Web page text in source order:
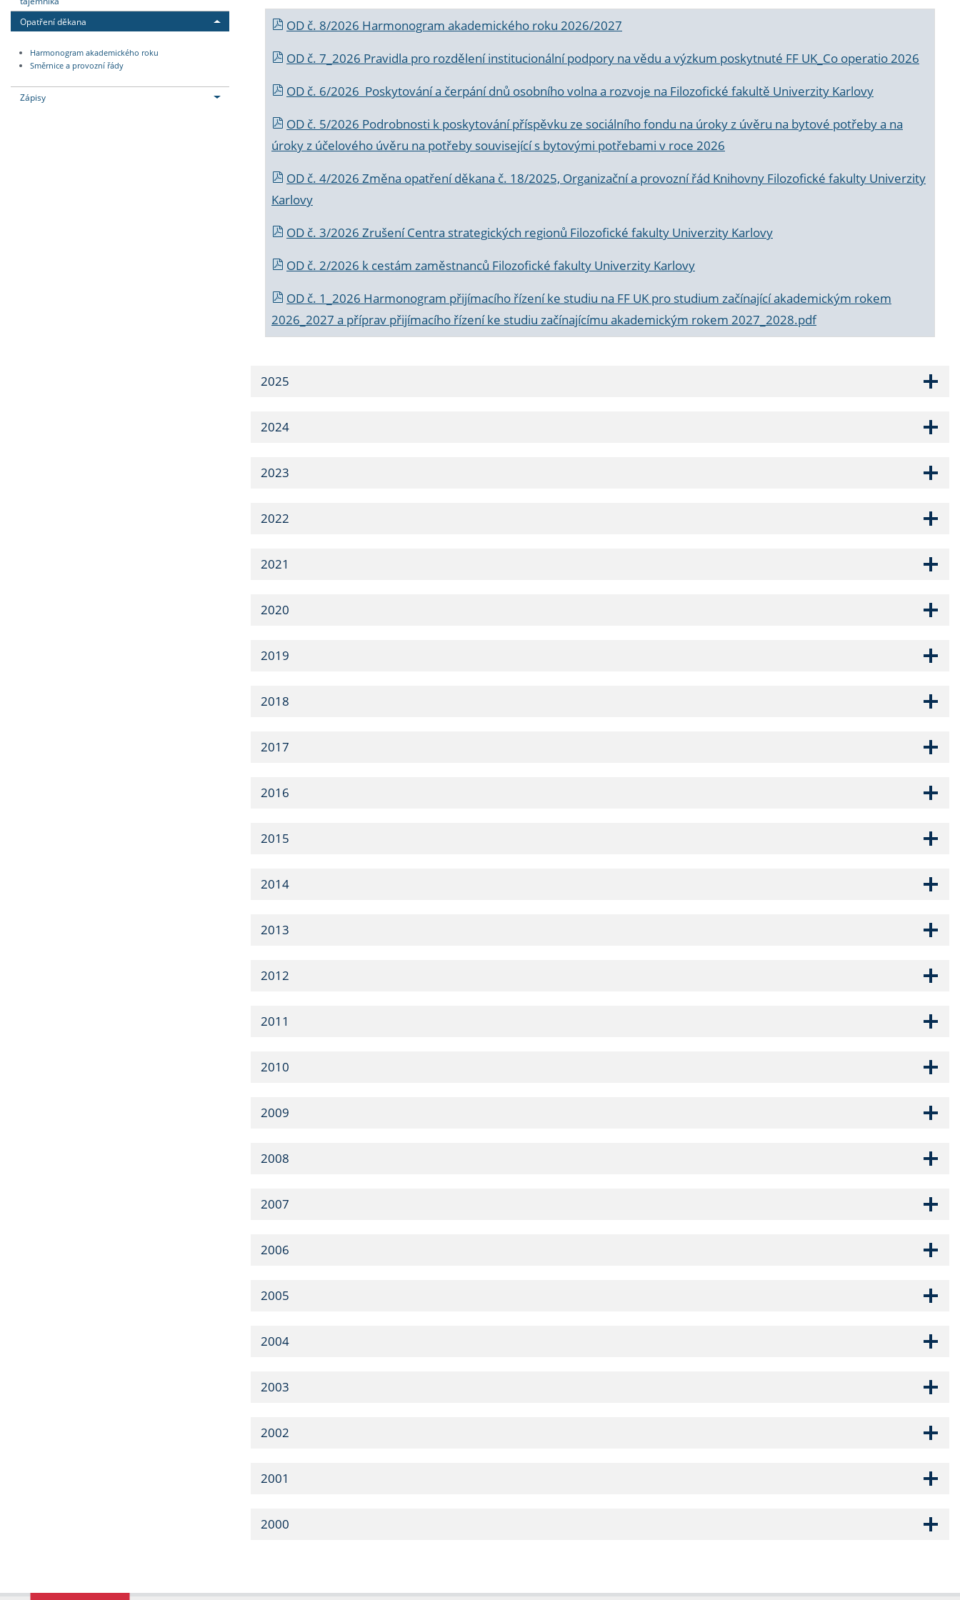
Opatření děkana
Harmonogram akademického roku
Směrnice a provozní řády
Zápisy
OD č. 8/2026 Harmonogram akademického roku 2026/2027
OD č. 7_2026 Pravidla pro rozdělení institucionální podpory na vědu a výzkum poskytnuté FF UK_Co operatio 2026
OD č. 6/2026 Poskytování a čerpání dnů osobního volna a rozvoje na Filozofické fakultě Univerzity Karlovy
OD č. 5/2026 Podrobnosti k poskytování příspěvku ze sociálního fondu na úroky z úvěru na bytové potřeby a na
úroky z účelového úvěru na potřeby související s bytovými potřebami v roce 2026
OD č. 4/2026 Změna opatření děkana č. 18/2025, Organizační a provozní řád Knihovny Filozofické fakulty Univerzity
Karlovy
OD č. 3/2026 Zrušení Centra strategických regionů Filozofické fakulty Univerzity Karlovy
OD č. 2/2026 k cestám zaměstnanců Filozofické fakulty Univerzity Karlovy
OD č. 1_2026 Harmonogram přijímacího řízení ke studiu na FF UK pro studium začínající akademickým rokem
2026_2027 a příprav přijímacího řízení ke studiu začínajícímu akademickým rokem 2027_2028.pdf
2025
2024
2023
2022
2021
2020
2019
2018
2017
2016
2015
2014
2013
2012
2011
2010
2009
2008
2007
2006
2005
2004
2003
2002
2001
2000